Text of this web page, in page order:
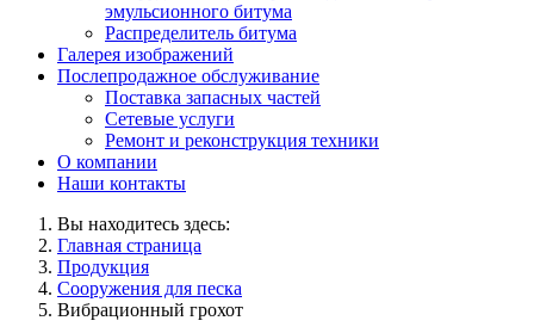
эмульсионного битума
Распределитель битума
Галерея изображений
Послепродажное обслуживание
Поставка запасных частей
Сетевые услуги
Ремонт и реконструкция техники
О компании
Наши контакты
Вы находитесь здесь:
Главная страница
Продукция
Сооружения для песка
Вибрационный грохот